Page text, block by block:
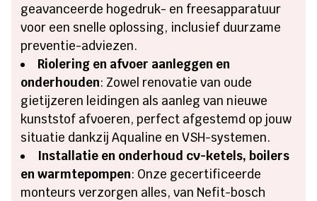
geavanceerde hogedruk- en freesapparatuur
voor een snelle oplossing, inclusief duurzame
preventie-adviezen.
Riolering en afvoer aanleggen en
onderhouden: Zowel renovatie van oude
gietijzeren leidingen als aanleg van nieuwe
kunststof afvoeren, perfect afgestemd op jouw
situatie dankzij Aqualine en VSH-systemen.
Installatie en onderhoud cv-ketels, boilers
en warmtepompen: Onze gecertificeerde
monteurs verzorgen alles, van Nefit-bosch